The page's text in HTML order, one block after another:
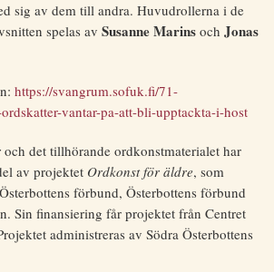
sig av dem till andra. Huvudrollerna i de
spelas av Susanne Marins och Jonas
https://svangrum.sofuk.fi/71-
vantar-pa-att-bli-upptackta-i-host
och det tillhörande ordkonstmaterialet har
av projektet Ordkonst för äldre, som
förbund, Österbottens förbund
Sin finansiering får projektet från Centret
administreras av Södra Österbottens